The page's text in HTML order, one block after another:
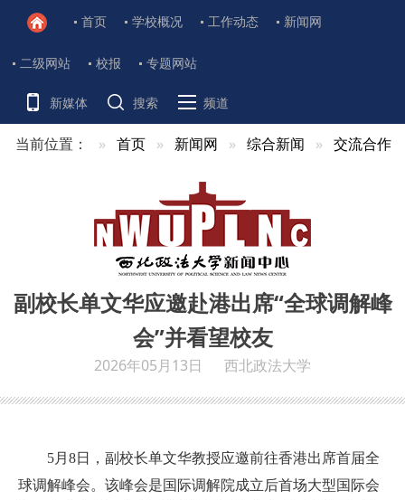
首页 学校概况 工作动态 新闻网
二级网站 校报 专题网站
新媒体 搜索 频道
当前位置： 首页 新闻网 综合新闻 交流合作
副校长单文华应邀赴港出席“全球调解峰
会”并看望校友
2026年05月13日 西北政法大学
5月8日，副校长单文华教授应邀前往香港出席首届全
球调解峰会。该峰会是国际调解院成立后首场大型国际会